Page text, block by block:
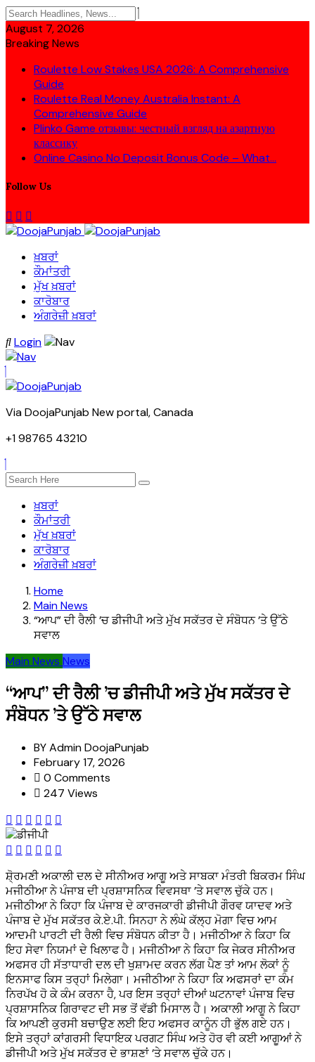
August 7, 2026
Breaking News
Roulette Low Stakes USA 2026: A Comprehensive
Guide
Roulette Real Money Australia Instant: A
Comprehensive Guide
Plinko Game отзывы: честный взгляд на азартную
классику
Online Casino No Deposit Bonus Code – What...
Follow Us
ਖ਼ਬਰਾਂ
ਕੌਮਾਂਤਰੀ
ਮੁੱਖ ਖ਼ਬਰਾਂ
ਕਾਰੋਬਾਰ
ਅੰਗਰੇਜ਼ੀ ਖ਼ਬਰਾਂ
Login
Via DoojaPunjab New portal, Canada
+1 98765 43210
ਖ਼ਬਰਾਂ
ਕੌਮਾਂਤਰੀ
ਮੁੱਖ ਖ਼ਬਰਾਂ
ਕਾਰੋਬਾਰ
ਅੰਗਰੇਜ਼ੀ ਖ਼ਬਰਾਂ
Home
Main News
“ਆਪ” ਦੀ ਰੈਲੀ ’ਚ ਡੀਜੀਪੀ ਅਤੇ ਮੁੱਖ ਸਕੱਤਰ ਦੇ ਸੰਬੋਧਨ ’ਤੇ ਉੱਠੇ
ਸਵਾਲ
Main News News
“ਆਪ” ਦੀ ਰੈਲੀ ’ਚ ਡੀਜੀਪੀ ਅਤੇ ਮੁੱਖ ਸਕੱਤਰ ਦੇ
ਸੰਬੋਧਨ ’ਤੇ ਉੱਠੇ ਸਵਾਲ
BYAdmin DoojaPunjab
February 17, 2026
0 Comments
247 Views
ਸ਼ੋ੍ਰਮਣੀ ਅਕਾਲੀ ਦਲ ਦੇ ਸੀਨੀਅਰ ਆਗੂ ਅਤੇ ਸਾਬਕਾ ਮੰਤਰੀ ਬਿਕਰਮ ਸਿੰਘ
ਮਜੀਠੀਆ ਨੇ ਪੰਜਾਬ ਦੀ ਪ੍ਰਸ਼ਾਸਨਿਕ ਵਿਵਸਥਾ ’ਤੇ ਸਵਾਲ ਚੁੱਕੇ ਹਨ।
ਮਜੀਠੀਆ ਨੇ ਕਿਹਾ ਕਿ ਪੰਜਾਬ ਦੇ ਕਾਰਜਕਾਰੀ ਡੀਜੀਪੀ ਗੌਰਵ ਯਾਦਵ ਅਤੇ
ਪੰਜਾਬ ਦੇ ਮੁੱਖ ਸਕੱਤਰ ਕੇ.ਏ.ਪੀ. ਸਿਨਹਾ ਨੇ ਲੰਘੇ ਕੱਲ੍ਹ ਮੋਗਾ ਵਿਚ ਆਮ
ਆਦਮੀ ਪਾਰਟੀ ਦੀ ਰੈਲੀ ਵਿਚ ਸੰਬੋਧਨ ਕੀਤਾ ਹੈ। ਮਜੀਠੀਆ ਨੇ ਕਿਹਾ ਕਿ
ਇਹ ਸੇਵਾ ਨਿਯਮਾਂ ਦੇ ਖਿਲਾਫ ਹੈ। ਮਜੀਠੀਆ ਨੇ ਕਿਹਾ ਕਿ ਜੇਕਰ ਸੀਨੀਅਰ
ਅਫਸਰ ਹੀ ਸੱਤਾਧਾਰੀ ਦਲ ਦੀ ਖੁਸ਼ਾਮਦ ਕਰਨ ਲੱਗ ਪੈਣ ਤਾਂ ਆਮ ਲੋਕਾਂ ਨੂੰ
ਇਨਸਾਫ ਕਿਸ ਤਰ੍ਹਾਂ ਮਿਲੇਗਾ। ਮਜੀਠੀਆ ਨੇ ਕਿਹਾ ਕਿ ਅਫਸਰਾਂ ਦਾ ਕੰਮ
ਨਿਰਪੱਖ ਹੋ ਕੇ ਕੰਮ ਕਰਨਾ ਹੈ, ਪਰ ਇਸ ਤਰ੍ਹਾਂ ਦੀਆਂ ਘਟਨਾਵਾਂ ਪੰਜਾਬ ਵਿਚ
ਪ੍ਰਸ਼ਾਸਨਿਕ ਗਿਰਾਵਟ ਦੀ ਸਭ ਤੋਂ ਵੱਡੀ ਮਿਸਾਲ ਹੈ। ਅਕਾਲੀ ਆਗੂ ਨੇ ਕਿਹਾ
ਕਿ ਆਪਣੀ ਕੁਰਸੀ ਬਚਾਉਣ ਲਈ ਇਹ ਅਫਸਰ ਕਾਨੂੰਨ ਹੀ ਭੁੱਲ ਗਏ ਹਨ।
ਇਸੇ ਤਰ੍ਹਾਂ ਕਾਂਗਰਸੀ ਵਿਧਾਇਕ ਪਰਗਟ ਸਿੰਘ ਅਤੇ ਹੋਰ ਵੀ ਕਈ ਆਗੂਆਂ ਨੇ
ਡੀਜੀਪੀ ਅਤੇ ਮੁੱਖ ਸਕੱਤਰ ਦੇ ਭਾਸ਼ਣਾਂ ’ਤੇ ਸਵਾਲ ਚੁੱਕੇ ਹਨ।